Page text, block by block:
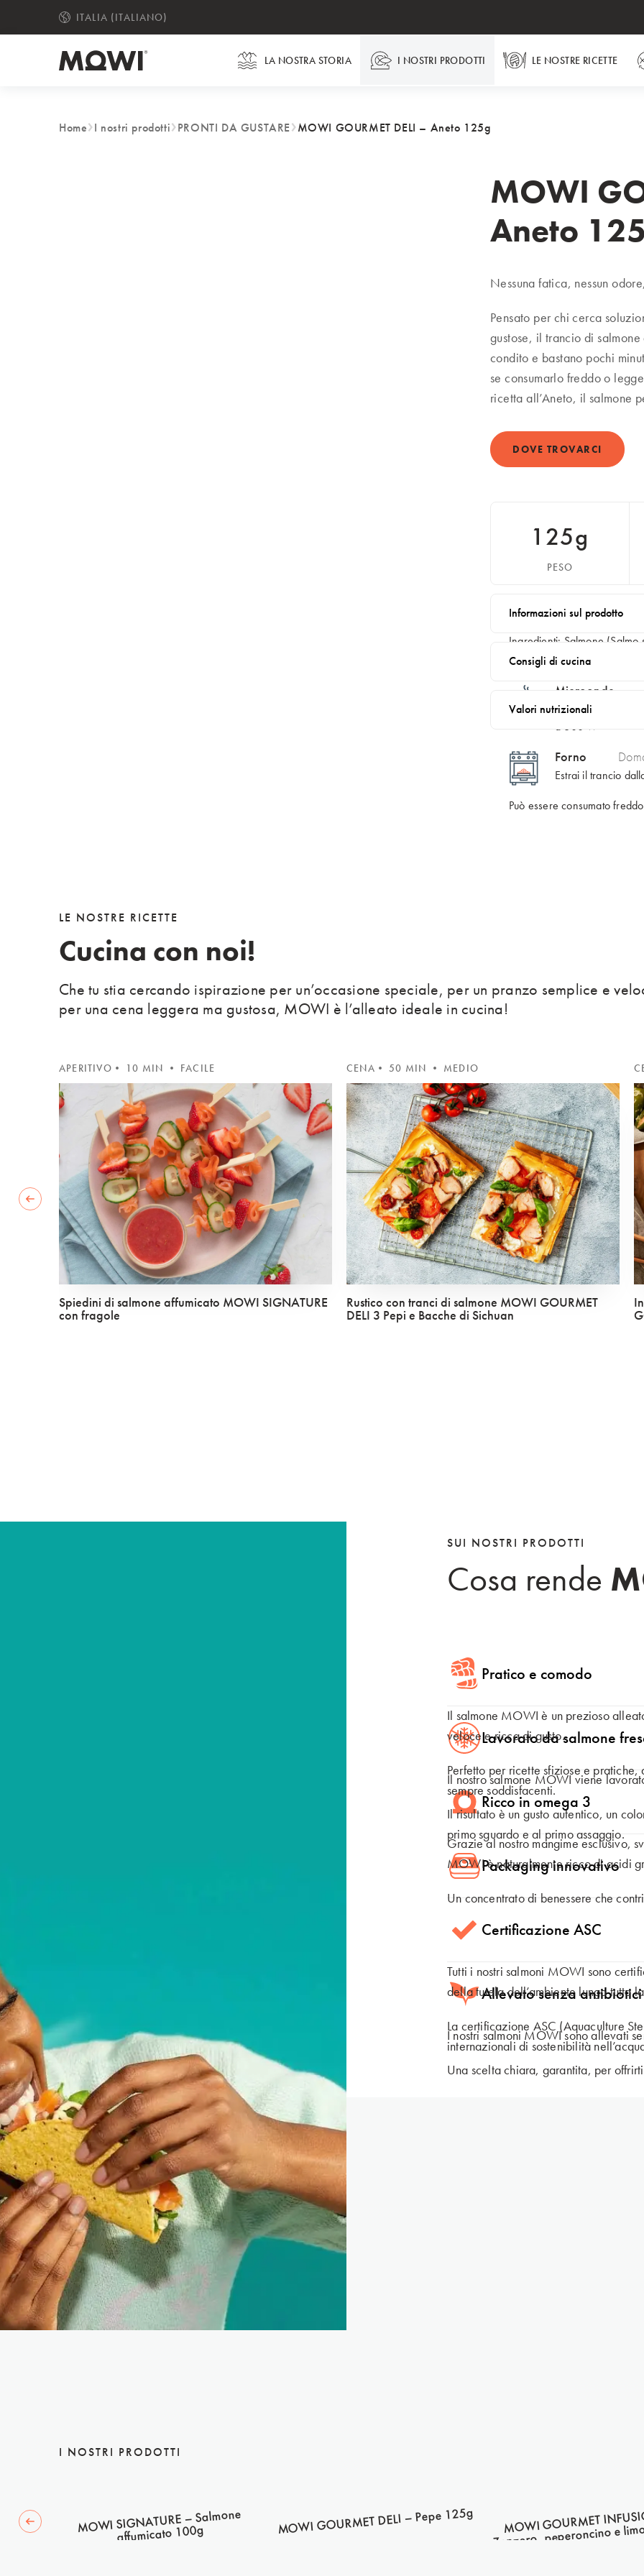
CHANGE LANGUAGE
ITALIA (ITALIANO)
LA NOSTRA STORIA I NOSTRI PRODOTTI LE NOSTRE RICETTE
España France
Français
Home I nostri prodotti PRONTI DA GUSTARE MOWI GOURMET DELI – Aneto 125g
MOWI
Aneto
Nessuna fatica, nessun
Pensato per chi cerca
gustose, il trancio di
condito e bastano pochi
se consumarlo freddo o
ricetta all’Aneto, il salmone
DOVE TROVARCI
125g
PESO
Informazioni sul prodotto
Ingredienti: Salmone
Contiene: Salmone
Consigli di cucina
Microonde
Estrai il trancio
a 600 W
Forno
Estrai il trancio
Può essere consumato
Valori nutrizionali
LE NOSTRE RICETTE
Cucina con noi!
Che tu stia cercando ispirazione per un’occasione speciale, per un pranzo semplice e
per una cena leggera ma gustosa, MOWI è l’alleato ideale in cucina!
slide
APERITIVO • 10 MIN • FACILE
Spiedini di salmone affumicato MOWI SIGNATURE
con fragole
CENA • 50 MIN • MEDIO
Rustico con tranci di salmone MOWI GOURMET
DELI 3 Pepi e Bacche di Sichuan
SUI NOSTRI PRODOTTI
Cosa rende
Pratico e comodo
Il salmone MOWI è un prezioso
veloce e ricca di gusto.
Perfetto per ricette sfiziose e
sempre soddisfacenti.
Lavorato da salmone
Il nostro salmone MOWI viene
Il risultato è un gusto autentico, un
primo sguardo e al primo assaggio.
Ricco in omega 3
Grazie al nostro mangime esclusivo,
MOWI è naturalmente ricco di acidi
Un concentrato di benessere che
Packaging innovativo
In MOWI ci impegniamo ogni giorno
Per questo, la riduzione dei materiali
Alcune delle nostre confezioni sono
Certificazione ASC
Tutti i nostri salmoni MOWI sono
della tutela dell’ambiente lungo tutta
La certificazione ASC (Aquaculture
internazionali di sostenibilità
Allevato senza
I nostri salmoni MOWI sono allevati
Una scelta chiara, garantita, per
I NOSTRI PRODOTTI
slide MOWI SIGNATURE – Salmone
affumicato 100g MOWI GOURMET DELI – Pepe 125g MOWI GOURMET
Zenzero, peperoncino e